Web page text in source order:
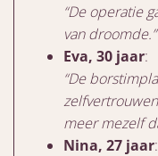
“De operatie
van droomde.”
Eva, 30 jaar:
“De
meer mezelf
Nina, 27 jaar: